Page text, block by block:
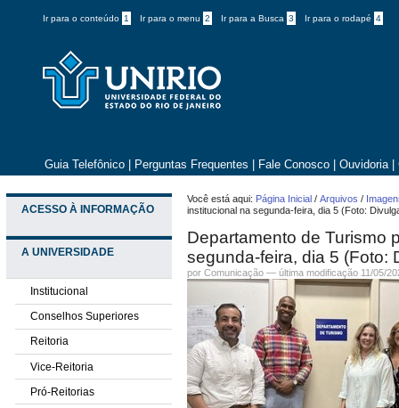
Ir para o conteúdo 1 Ir para o menu 2 Ir para a Busca 3 Ir para o rodapé 4
Guia Telefônico Perguntas Frequentes Fale Conosco Ouvidoria
ACESSO À INFORMAÇÃO
A UNIVERSIDADE
Institucional
Conselhos Superiores
Reitoria
Vice-Reitoria
Pró-Reitorias
Você está aqui: Página Inicial /Arquivos /
institucional na segunda-feira, dia 5 (Foto:
Departamento de Turismo
segunda-feira, dia 5 (Foto:
porComunicação —última modificação 11/05/